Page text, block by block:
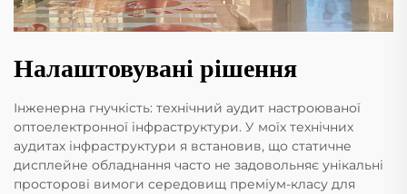
Налаштовувані рішення
Інженерна гнучкість: технічний аудит настроюваної
оптоелектронної інфраструктури. У моїх технічних
аудитах інфраструктури я встановив, що статичне
дисплейне обладнання часто не задовольняє унікальні
просторові вимоги середовищ преміум-класу для